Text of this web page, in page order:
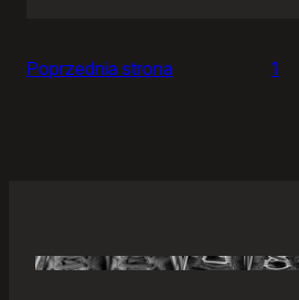
Poprzednia strona 1